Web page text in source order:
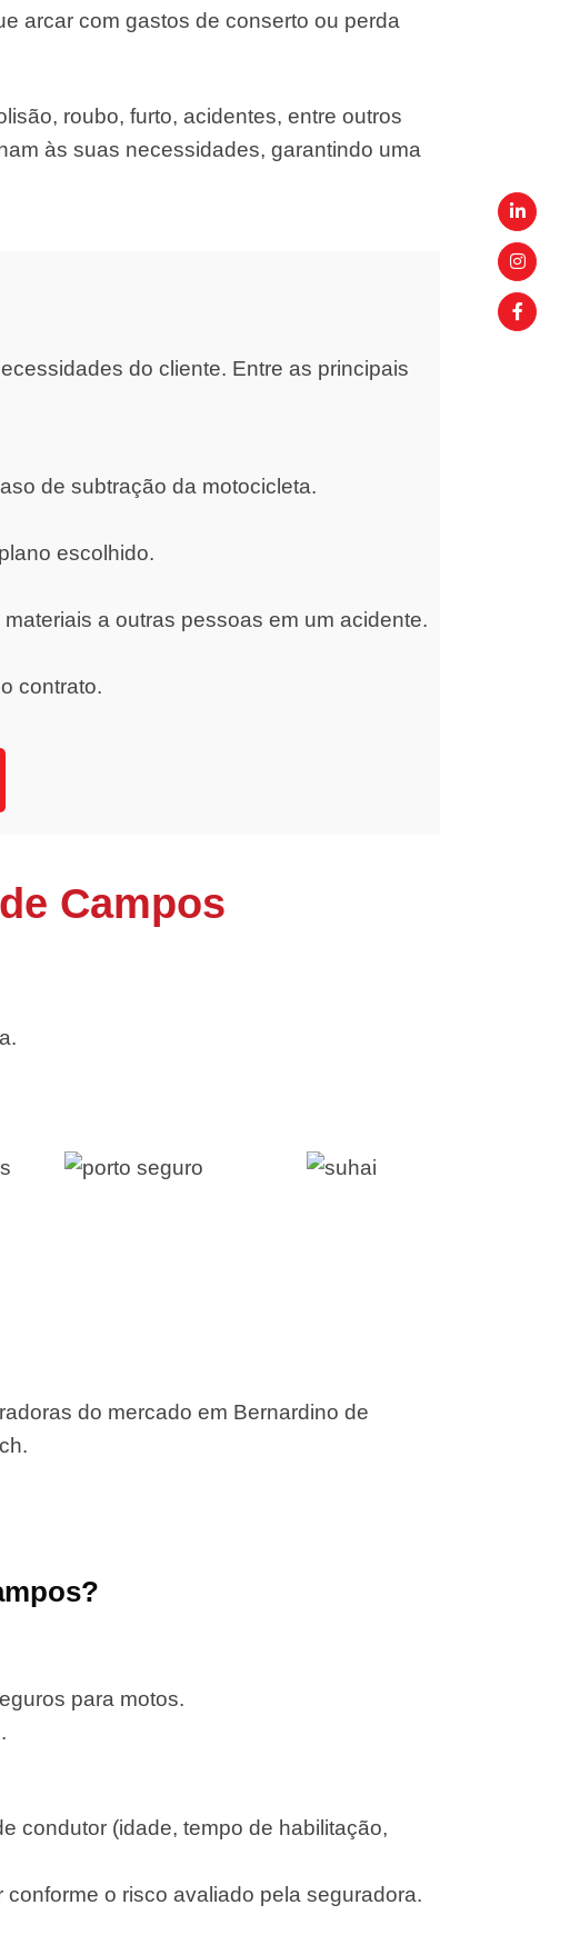
arcar com gastos de conserto ou perda
roubo, furto, acidentes, entre outros
às suas necessidades, garantindo uma
do cliente. Entre as principais
de subtração da motocicleta.
escolhido.
a outras pessoas em um acidente.
contrato.
Campos
do mercado em Bernardino de
para motos.
condutor (idade, tempo de habilitação,
o risco avaliado pela seguradora.